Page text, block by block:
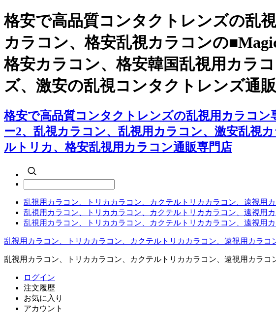
格安で高品質コンタクトレンズの乱
カラコン、格安乱視カラコンの
格安カラコン、格安韓国乱視用カラ
ズ、激安の乱視コンタクトレンズ通
格安で高品質コンタクトレンズの乱視用カラコ
ー2、乱視カラコン、乱視用カラコン、激安乱視
ルトリカ、格安乱視用カラコン通販専門店
乱視用カラコン、トリカカラコン、カクテルトリカカラコン、遠視用
乱視用カラコン、トリカカラコン、カクテルトリカカラコン、遠視用
乱視用カラコン、トリカカラコン、カクテルトリカカラコン、遠視用
乱視用カラコン、トリカカラコン、カクテルトリカカラコン、遠視用カラ
乱視用カラコン、トリカカラコン、カクテルトリカカラコン、遠視用カラ
ログイン
注文履歴
お気に入り
アカウント